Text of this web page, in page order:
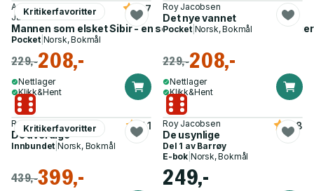
Kritikerfavoritter
Anneliese Pitz, Roy
Jacobsen
Mannen som elsket Sibir - en sommerfuglsamlers
4.7
Pocket| Norsk, Bokmål
229,-208,-
Nettlager
Klikk&Hent
Roy Jacobsen
Det nye vannet
Pocket| Norsk, Bokmål
229,-208,-
Nettlager
Klikk&Hent
Kritikerfavoritter
Roy Jacobsen
De uverdige
4.1
Innbundet |Norsk, Bokmål
439,-399,-
Roy Jacobsen
De usynlige
4.8
Del 1 av Barrøy
E-bok Norsk, Bokmål
249,-